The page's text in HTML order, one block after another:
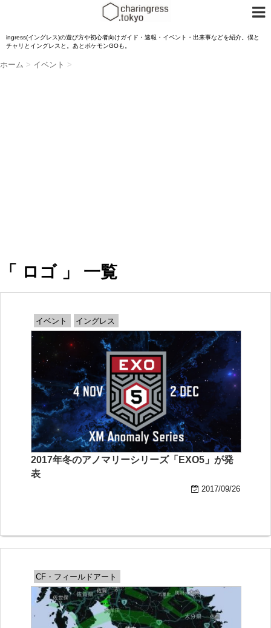
ingress(イングレス)の遊び方や初心者向けガイド・速報・イベント・出来事などを紹介。僕と
チャリとイングレスと。あとポケモンGOも。
ホーム > イベント >
「 ロゴ 」 一覧
イベント イングレス
2017年冬のアノマリーシリーズ「EXO5」が発
表
2017/09/26
CF・フィールドアート